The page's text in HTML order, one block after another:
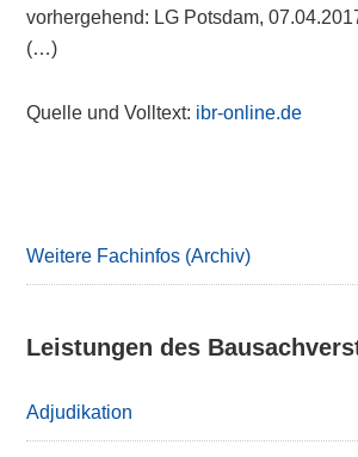
vorhergehend: LG Potsdam,
(…)
Quelle und Volltext: ibr-online.de
Weitere Fachinfos (Archiv)
Leistungen des
Adjudikation